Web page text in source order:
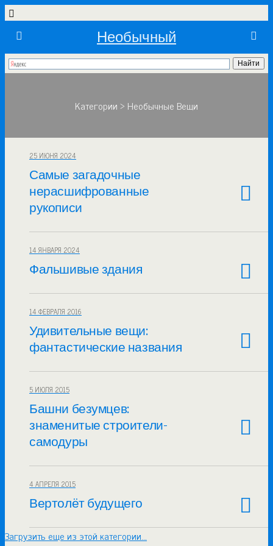
Необычный
Категории › Необычные Вещи
25 ИЮНЯ 2024
Самые загадочные
нерасшифрованные
рукописи
14 ЯНВАРЯ 2024
Фальшивые здания
14 ФЕВРАЛЯ 2016
Удивительные вещи:
фантастические названия
5 ИЮЛЯ 2015
Башни безумцев:
знаменитые строители-
самодуры
4 АПРЕЛЯ 2015
Вертолёт будущего
Загрузить еще из этой категории…